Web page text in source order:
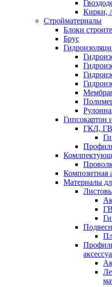
Кирки,
Стройматериалы
Блоки
Брус
Гипсокартон
ГКЛ,
Композитная
Материалы